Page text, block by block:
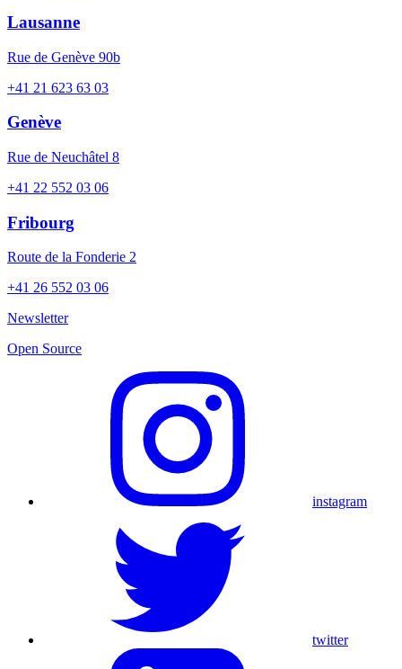
Lausanne
Rue de Genève 90b
+41 21 623 63 03
Genève
Rue de Neuchâtel 8
+41 22 552 03 06
Fribourg
Route de la Fonderie 2
+41 26 552 03 06
Newsletter
Open Source
instagram
twitter